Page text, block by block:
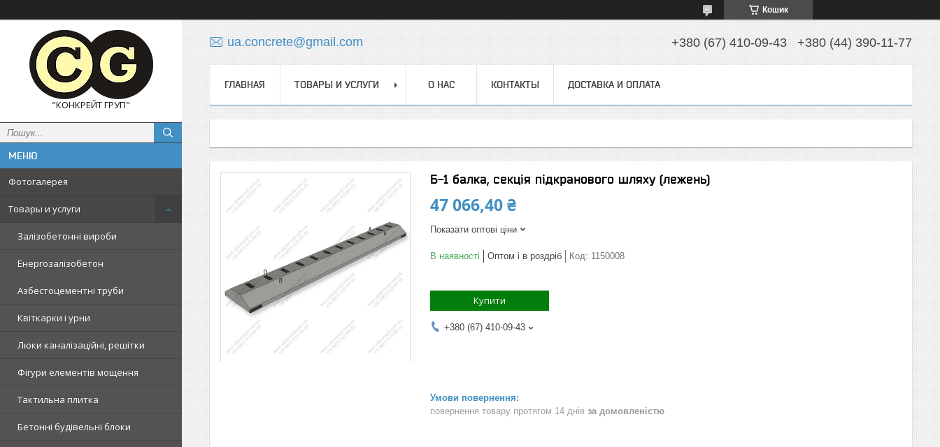
Кошик
"КОНКРЕЙТ ГРУП"
Фотогалерея
Товары и услуги
Залізобетонні вироби
Енергозалізобетон
Азбестоцементні труби
Квіткарки і урни
Люки каналізаційні, решітки
Фігури елементів мощення
Тактильна плитка
Бетонні будівельні блоки
ua.concrete@gmail.com +380 (67) 410-09-43 +380 (44) 390-11-77
ГЛАВНАЯ ТОВАРЫ И УСЛУГИ О НАС КОНТАКТЫ ДОСТАВКА И ОПЛАТА
Б-1 балка, секція підкранового шляху (лежень)
47 066,40 ₴
Показати оптові ціни
В наявності Оптом і в роздріб Код: 1150008
Купити
+380 (67) 410-09-43
повернення товару протягом 14 днів за домовленістю